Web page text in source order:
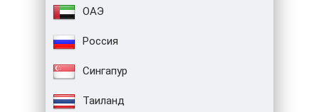
ОАЭ
Россия
Сингапур
Таиланд